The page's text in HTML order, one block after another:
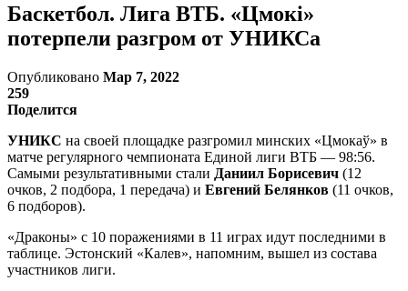
Баскетбол. Лига ВТБ. «Цмокі»
потерпели разгром от УНИКСа
Опубликовано Мар 7, 2022
259
Поделится
УНИКС на своей площадке разгромил минских «Цмокаў» в
матче регулярного чемпионата Единой лиги ВТБ — 98:56.
Самыми результативными стали Даниил Борисевич (12
очков, 2 подбора, 1 передача) и Евгений Белянков (11 очков,
6 подборов).
«Драконы» с 10 поражениями в 11 играх идут последними в
таблице. Эстонский «Калев», напомним, вышел из состава
участников лиги.